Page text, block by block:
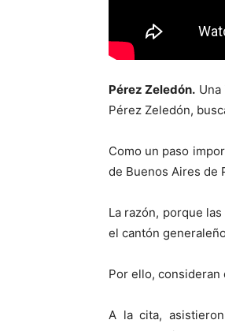
Pérez Zeledón.
Pérez Zeledón,
Como un paso
de Buenos Aires de
La razón, porque
el cantón
Por ello, consideran
A la cita,